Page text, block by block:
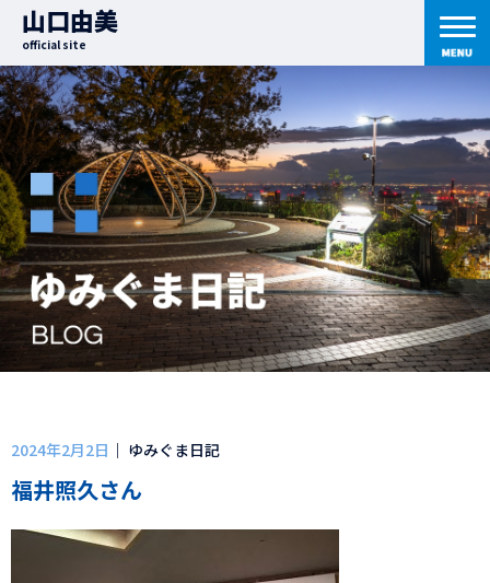
山口由美
official site
2024年2月2日 ｜ ゆみぐま日記
福井照久さん